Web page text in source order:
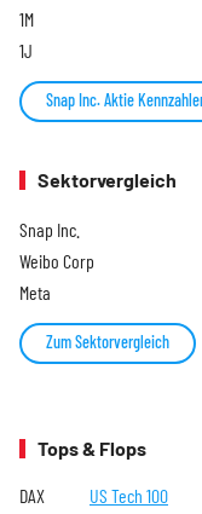
1M
1J
Snap Inc. Aktie
Sektorvergleich
Snap Inc.
Weibo Corp
Meta
Zum Sektorvergleich
Tops & Flops
DAX US Tech 100